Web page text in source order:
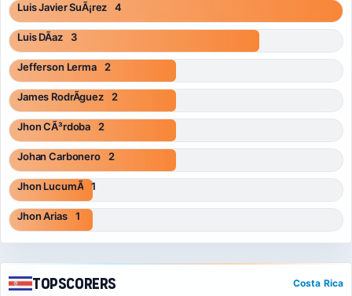
Luis Javier SuÃ¡rez 4
Luis DÃ­az 3
Jefferson Lerma 2
James RodrÃ­guez 2
Jhon CÃ³rdoba 2
Johan Carbonero 2
Jhon LucumÃ­ 1
Jhon Arias 1
Topscorers Costa Rica